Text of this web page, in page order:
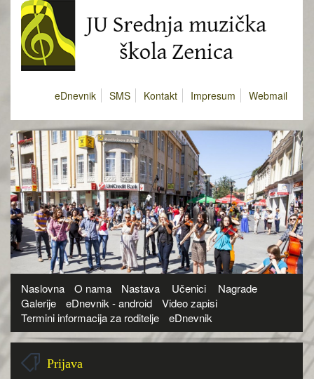
eDnevnik SMS Kontakt Impresum Webmail
Naslovna O nama Nastava Učenici
Nagrade
Galerije
eDnevnik - android
Video zapisi
Termini informacija za roditelje
eDnevnik
Prijava